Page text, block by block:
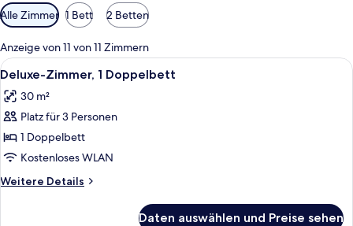
Verfügbare
Filter
für
Zimmer
Alle Zimmer 1 Bett 2 Betten
Anzeige von 11 von 11 Zimmern
Alle
Fotos
für
Deluxe-
Zimmer,
1
Doppelbett
anzeigen
Ein modernes Hotelzimmer mit
7
Deluxe-Zimmer, 1 Doppelbett
30 m²
Platz für 3 Personen
1 Doppelbett
Kostenloses WLAN
Weitere Details
Weitere
Daten auswählen und Preise sehen